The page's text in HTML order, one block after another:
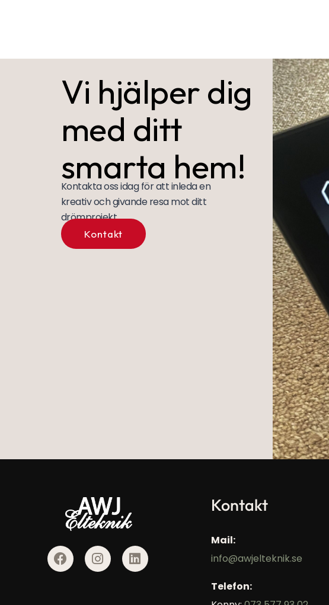
Vi hjälper dig
med ditt
smarta hem!
Kontakta oss idag för att inleda en
kreativ och givande resa mot ditt
drömprojekt.
Kontakt
Kontakt
Mail:
info@awjelteknik.se
Telefon: